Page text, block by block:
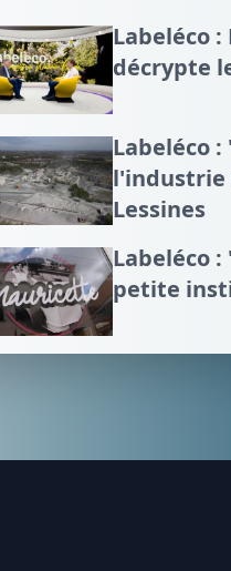
Labeléco
décrypte
Labeléco
l'industrie
Lessines
Labeléco
petite